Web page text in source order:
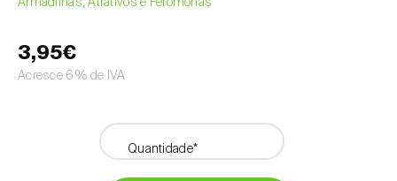
3,95€
Acresce 6% de IVA
Quantidade*